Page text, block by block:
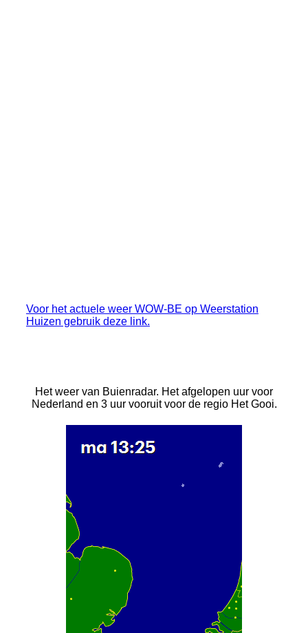
Voor het actuele weer WOW-BE op Weerstation
Huizen gebruik deze link.
Het weer van Buienradar. Het afgelopen uur voor
Nederland en 3 uur vooruit voor de regio Het Gooi.